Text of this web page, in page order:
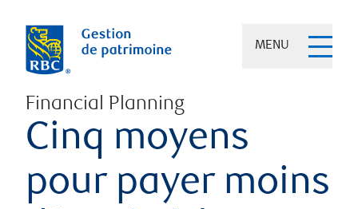
MENU
Financial Planning
Cinq moyens
pour payer moins